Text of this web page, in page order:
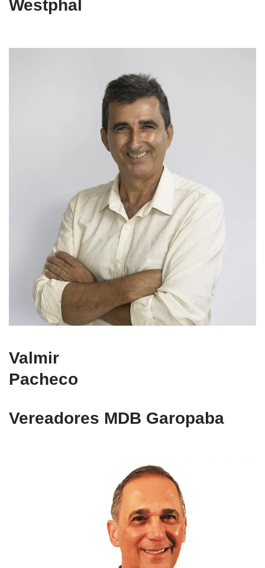
Westphal
Valmir
Pacheco
Vereadores MDB Garopaba